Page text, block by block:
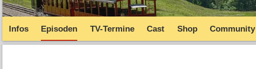
Infos Episoden TV-Termine Cast Shop Community